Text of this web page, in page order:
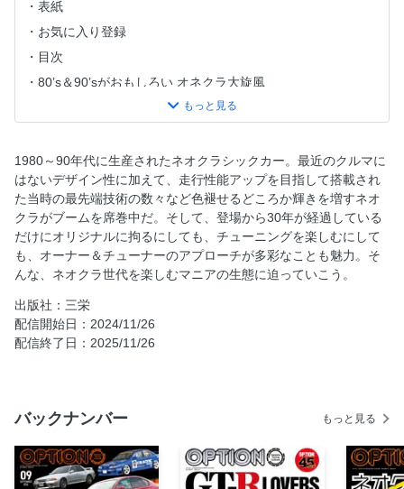
表紙
お気に入り登録
目次
80’s＆90’sがおもしろい オネクラ大旋風
AE86 TUNING Variation
マツダのお膝元でSEVENな気分
初代＆2代目CR-X ライトウエイト☆ホンダ
密着!! ネオクラフリーク
マイナーだから面白い 私はコレを選びましたっ!!
BATTLE STYLE NEO CLASSICS
Super Swap Sedan
ボーイズレーサー何でもランキング
Battle Mode D 競技ドリフトマシン最強列伝
佐野弘宗『ターニングポイント─自動車業界の現在─』
田中達也『ドイツ車的クルマ生活 輸入車という選択肢』
EVENT REPORT
1980～90年代に生産されたネオクラシックカー。最近のクルマに
はないデザイン性に加えて、走行性能アップを目指して搭載され
た当時の最先端技術の数々など色褪せるどころか輝きを増すネオ
クラがブームを席巻中だ。そして、登場から30年が経過している
だけにオリジナルに拘るにしても、チューニングを楽しむにして
も、オーナー＆チューナーのアプローチが多彩なことも魅力。そ
んな、ネオクラ世代を楽しむマニアの生態に迫っていこう。
出版社：三栄
配信開始日：2024/11/26
配信終了日：2025/11/26
バックナンバー もっと見る